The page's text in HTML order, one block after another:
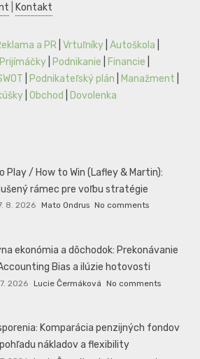
Kontakt
a PR Vrtuľníky Autoškola
Prijímáčky Podnikanie Financie
Podnikateľský plán Manažment
Obchod Dovolenka
Play / How to Win (Lafley & Martin):
rámec pre voľbu stratégie
8. 2026 Mato Ondrus No comments
ekonómia a dôchodok: Prekonávanie
Bias a ilúzie hotovosti
2026 Lucie Čermáková No comments
Komparácia penzijných fondov
nákladov a flexibility